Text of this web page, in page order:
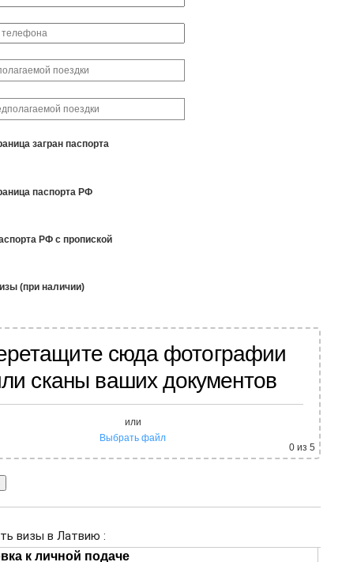
загран паспорта
паспорта РФ
РФ с пропиской
(при наличии)
сюда фотографии
сканы ваших документов
или
Выбрать файл
0из 5